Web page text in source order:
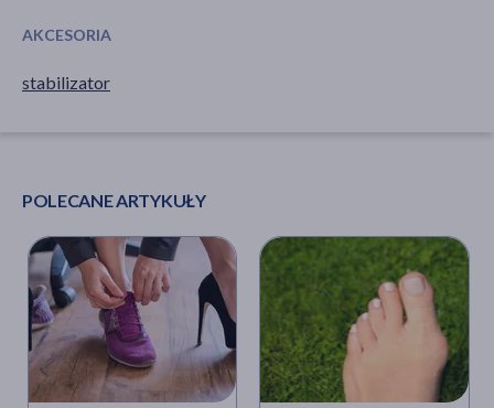
AKCESORIA
stabilizator
POLECANE ARTYKUŁY